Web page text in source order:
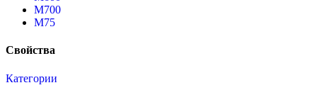
М700
М75
Свойства
Категории